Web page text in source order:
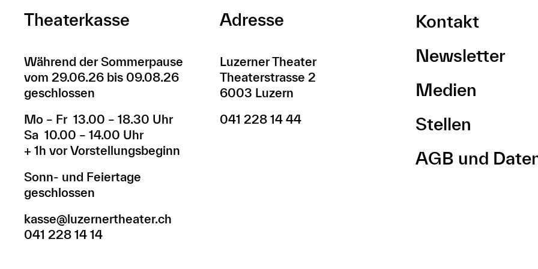
Theaterkasse
Während der Sommerpause
vom 29.06.26 bis 09.08.26
geschlossen
Mo – Fr 13.00 – 18.30 Uhr
Sa 10.00 – 14.00 Uhr
+ 1h vor Vorstellungsbeginn
Sonn- und Feiertage
geschlossen
kasse@luzernertheater.ch
041 228 14 14
Adresse
Luzerner Theater
Theaterstrasse 2
6003 Luzern
041 228 14 44
Kontakt
Newsletter
Medien
Stellen
AGB und